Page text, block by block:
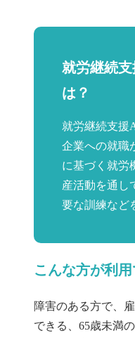
就労継続
は？
就労継続支援
企業への就職
に基づく就労
産活動を通し
要な訓練など
こんな方が利
障害のある方で、
できる、65歳未満